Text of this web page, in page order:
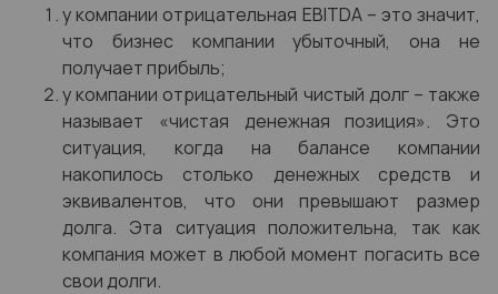
у компании отрицательная EBITDA – это значит,
что бизнес компании убыточный, она не
получает прибыль;
у компании отрицательный чистый долг – также
называет «чистая денежная позиция». Это
ситуация, когда на балансе компании
накопилось столько денежных средств и
эквивалентов, что они превышают размер
долга. Эта ситуация положительна, так как
компания может в любой момент погасить все
свои долги.